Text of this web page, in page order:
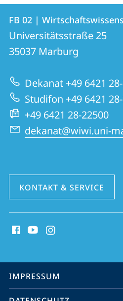
Kontakt
und
Informationen
zur
Website
Kontaktinformationen
FB
02
FB 02 |
Universitätsstraße 25
35037 Marburg
Dekanat +49 6421
Studifon +49 6421
+49 6421 28-22500
dekanat@wiwi.uni-
KONTAKT & SERVICE
Media
Service-
Navigation
IMPRESSUM